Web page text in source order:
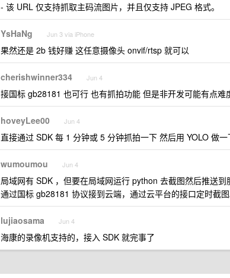
- 该 URL 仅支持抓取主码流图片，并且仅支持 JPEG 格式。
YsHaNg Jun 3 via iPhone
果然还是 2b 钱好赚 这任意摄像头 onvif/rtsp 就可以
cherishwinner334 Jun 4
接国标 gb28181 也可行 也有抓拍功能 但是非开发可能有点难
hoveyLee00 Jun 4
直接通过 SDK 每 1 分钟或 5 分钟抓拍一下 然后用 YOLO 做
wumoumou Jun 4
局域网有 SDK ，但要在局域网运行 python 去截图然后推送
通过国标 gb28181 协议接到云端，通过云平台的接口定时截图
lujiaosama Jun 4
海康的录像机支持的，接入 SDK 就完事了